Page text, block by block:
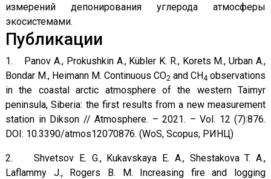
измерений депонирования углерода атмосферы
экосистемами.
Публикации
1. Panov A., Prokushkin A., Kübler K. R., Korets M., Urban A.,
Bondar M., Heimann M. Continuous CO2 and CH4 observations
in the coastal arctic atmosphere of the western Taimyr
peninsula, Siberia: the first results from a new measurement
station in Dikson // Atmosphere. – 2021. – Vol. 12 (7):876.
DOI: 10.3390/atmos12070876. (WoS, Scopus, РИНЦ)
2. Shvetsov E. G., Kukavskaya E. A., Shestakova T. A.,
Laflammу J., Rogers B. M. Increasing fire and logging